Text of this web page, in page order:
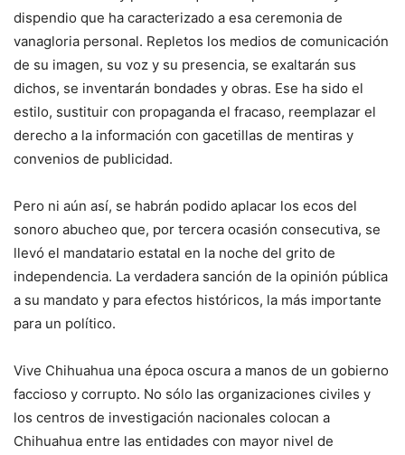
dispendio que ha caracterizado a esa ceremonia de
vanagloria personal. Repletos los medios de comunicación
de su imagen, su voz y su presencia, se exaltarán sus
dichos, se inventarán bondades y obras. Ese ha sido el
estilo, sustituir con propaganda el fracaso, reemplazar el
derecho a la información con gacetillas de mentiras y
convenios de publicidad.
Pero ni aún así, se habrán podido aplacar los ecos del
sonoro abucheo que, por tercera ocasión consecutiva, se
llevó el mandatario estatal en la noche del grito de
independencia. La verdadera sanción de la opinión pública
a su mandato y para efectos históricos, la más importante
para un político.
Vive Chihuahua una época oscura a manos de un gobierno
faccioso y corrupto. No sólo las organizaciones civiles y
los centros de investigación nacionales colocan a
Chihuahua entre las entidades con mayor nivel de